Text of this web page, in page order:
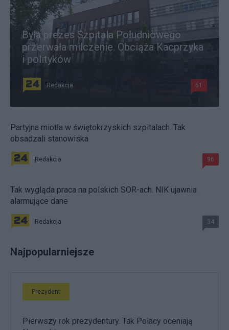
Była prezes Szpitala Południowego
przerwała milczenie. Obciąża Kacprzyka
i polityków
Redakcja 61
Partyjna miotła w świętokrzyskich szpitalach. Tak
obsadzali stanowiska
Redakcja 96
Tak wygląda praca na polskich SOR-ach. NIK ujawnia
alarmujące dane
Redakcja 34
Najpopularniejsze
Prezydent
Pierwszy rok prezydentury. Tak Polacy oceniają